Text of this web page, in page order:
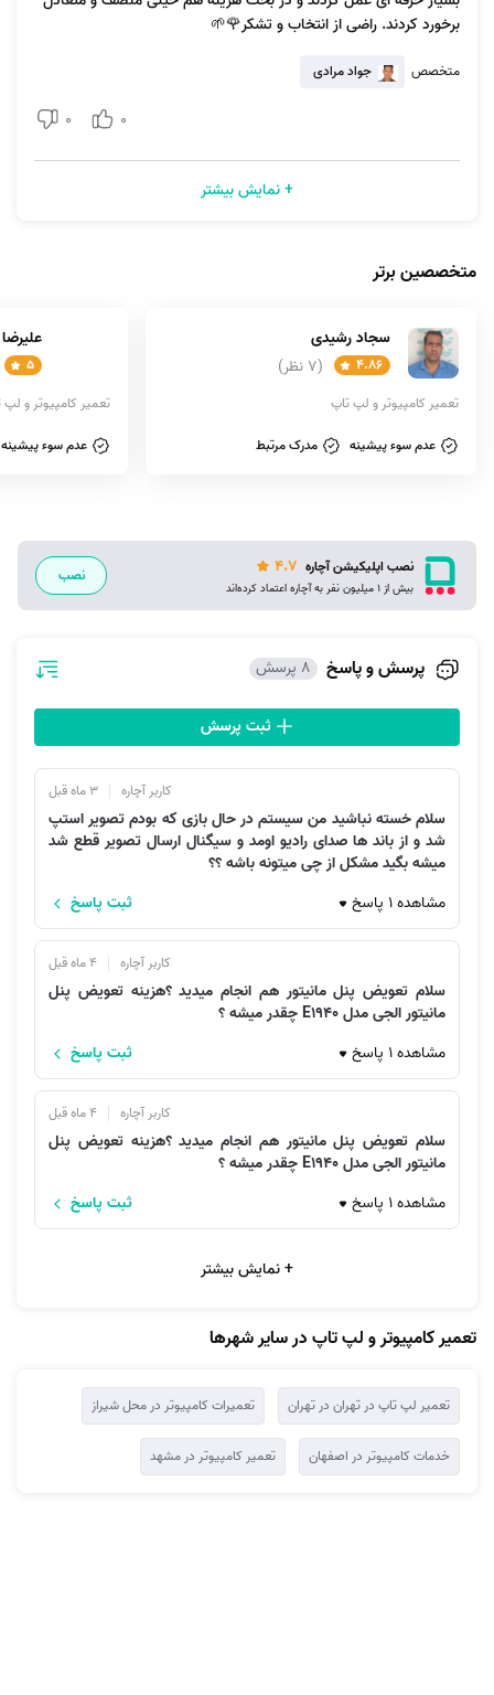
برخورد کردند. راضی از انتخاب و تشکر🌹🌱
متخصص جواد مرادی
0
0
+ نمایش بیشتر
متخصصین برتر
سجاد رشیدی
4.86 (7 نظر)
تعمیر کامپیوتر و لپ تاپ
عدم سوء پیشینه
مدرک مرتبط
5
تعمیر کامپیوتر و لپ
عدم سوء پیشینه
نصب اپلیکیشن آچاره 4.7
بیش از 1 میلیون نفر به آچاره اعتماد کرده‌اند
نصب
پرسش و پاسخ 8 پرسش
کاربر آچاره 3 ماه قبل
سلام خسته نباشید من سیستم در حال بازی که بودم تصویر استپ
شد و از باند ها صدای رادیو اومد و سیگنال ارسال تصویر قطع شد
میشه بگید مشکل از چی میتونه باشه ؟؟
مشاهده 1 پاسخ
ثبت پاسخ
کاربر آچاره 4 ماه قبل
سلام تعویض پنل مانیتور هم انجام میدید ؟هزینه تعویض پنل
مانیتور الجی مدل E1940 چقدر میشه ؟
مشاهده 1 پاسخ
ثبت پاسخ
کاربر آچاره 4 ماه قبل
سلام تعویض پنل مانیتور هم انجام میدید ؟هزینه تعویض پنل
مانیتور الجی مدل E1940 چقدر میشه ؟
مشاهده 1 پاسخ
ثبت پاسخ
+ نمایش بیشتر
تعمیر کامپیوتر و لپ تاپ در سایر شهرها
تعمیر لپ تاپ در تهران در تهران تعمیرات کامپیوتر در محل شیراز
خدمات کامپیوتر در اصفهان تعمیر کامپیوتر در مشهد